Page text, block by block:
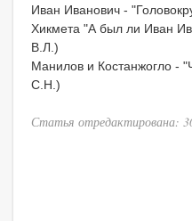
Иван Иванович -
Хикмета "А был ли Иван
В.Л.)
Манилов и Костанжогло -
С.Н.)
Статья отредактирована: